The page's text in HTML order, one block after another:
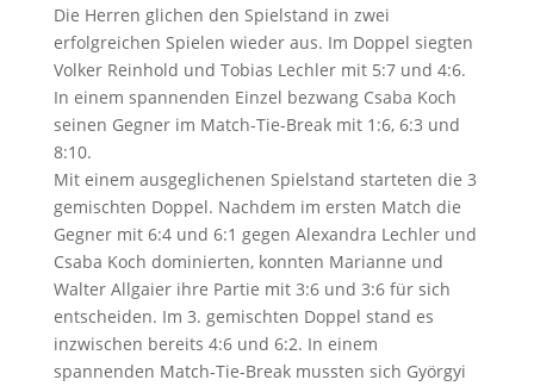
Die Herren glichen den Spielstand in zwei
erfolgreichen Spielen wieder aus. Im Doppel siegten
Volker Reinhold und Tobias Lechler mit 5:7 und 4:6.
In einem spannenden Einzel bezwang Csaba Koch
seinen Gegner im Match-Tie-Break mit 1:6, 6:3 und
8:10.
Mit einem ausgeglichenen Spielstand starteten die 3
gemischten Doppel. Nachdem im ersten Match die
Gegner mit 6:4 und 6:1 gegen Alexandra Lechler und
Csaba Koch dominierten, konnten Marianne und
Walter Allgaier ihre Partie mit 3:6 und 3:6 für sich
entscheiden. Im 3. gemischten Doppel stand es
inzwischen bereits 4:6 und 6:2. In einem
spannenden Match-Tie-Break mussten sich Györgyi